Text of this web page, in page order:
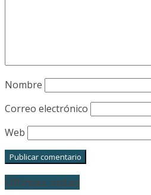
Nombre
Correo electrónico
Web
Últimas notas